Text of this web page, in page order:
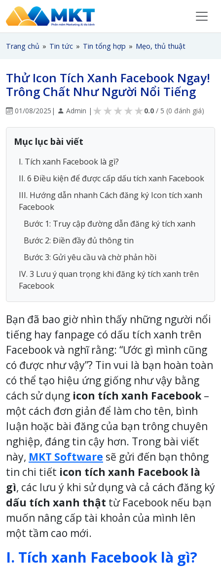
Trang chủ » Tin tức » Tin tổng hợp » Mẹo, thủ thuật
Thử Icon Tích Xanh Facebook Ngay!
Trông Chất Như Người Nổi Tiếng
01/08/2025 | Admin | ★
★
★
★
★ 0.0 / 5 (0 đánh giá)
Mục lục bài viết
I. Tích xanh Facebook là gì?
II. 6 Điều kiện để được cấp dấu tích xanh Facebook
III. Hướng dẫn nhanh Cách đăng ký Icon tích xanh
Facebook
Bước 1: Truy cập đường dẫn đăng ký tích xanh
Bước 2: Điền đầy đủ thông tin
Bước 3: Gửi yêu cầu và chờ phản hồi
IV. 3 Lưu ý quan trọng khi đăng ký tích xanh trên
Facebook
Bạn đã bao giờ nhìn thấy những người nổi
tiếng hay fanpage có dấu tích xanh trên
Facebook và nghĩ rằng: “Ước gì mình cũng
có được như vậy”? Tin vui là bạn hoàn toàn
có thể tạo hiệu ứng giống như vậy bằng
cách sử dụng icon tích xanh Facebook–
một cách đơn giản để làm cho tên, bình
luận hoặc bài đăng của bạn trông chuyên
nghiệp, đáng tin cậy hơn. Trong bài viết
này, MKT Software sẽ gửi đến bạn thông
tin chi tiết icon tích xanh Facebook là
gì, các lưu ý khi sử dụng và cả cách đăng ký
dấu tích xanh thật từ Facebook nếu bạn
muốn nâng cấp tài khoản của mình lên
một tầm cao mới.
I. Tích xanh Facebook là gì?